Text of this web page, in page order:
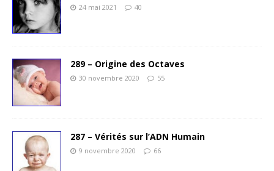
24 mai 2021 40
289 – Origine des Octaves
30 novembre 2020 55
287 – Vérités sur l’ADN Humain
9 novembre 2020 66